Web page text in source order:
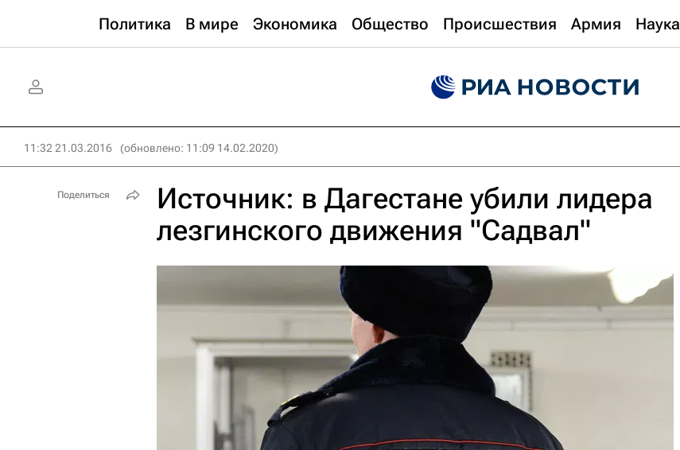
Политика В мире Экономика Общество Происшествия Армия Наука
11:32 21.03.2016 (обновлено: 11:09 14.02.2020)
Источник: в Дагестане убили лидера
лезгинского движения "Садвал"
Поделиться